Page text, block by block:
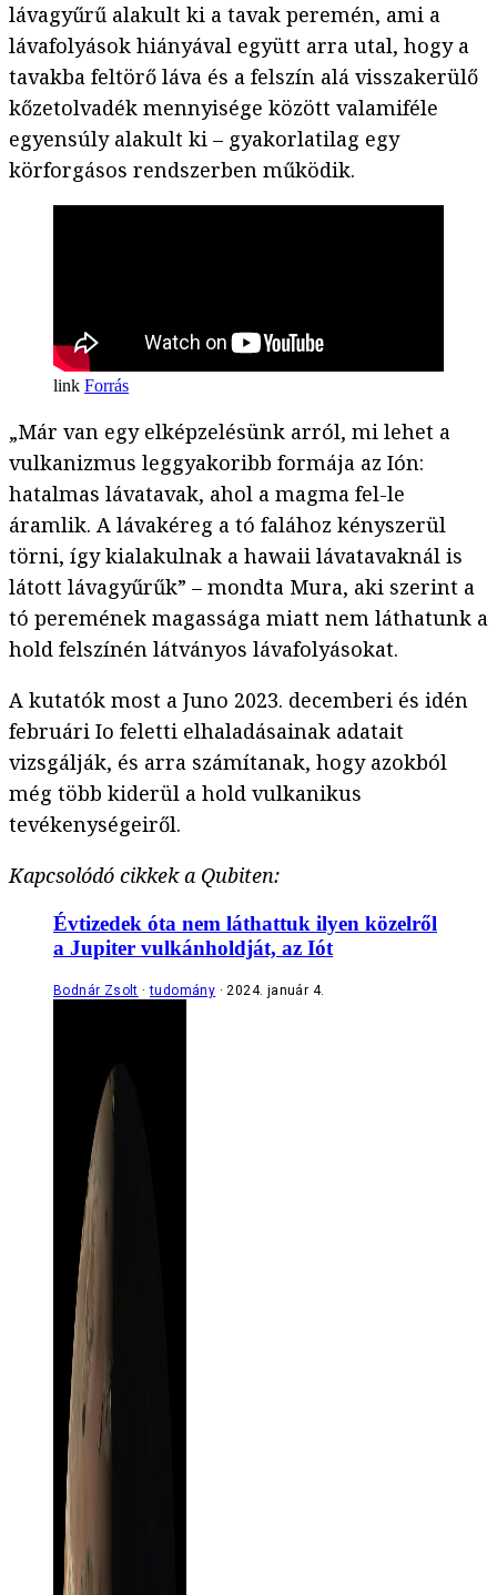
lávagyűrű alakult ki a tavak peremén, ami a
lávafolyások hiányával együtt arra utal, hogy a
tavakba feltörő láva és a felszín alá visszakerülő
kőzetolvadék mennyisége között valamiféle
egyensúly alakult ki – gyakorlatilag egy
körforgásos rendszerben működik.
Forrás
„Már van egy elképzelésünk arról, mi lehet a
vulkanizmus leggyakoribb formája az Ión:
hatalmas lávatavak, ahol a magma fel-le
áramlik. A lávakéreg a tó falához kényszerül
törni, így kialakulnak a hawaii lávatavaknál is
látott lávagyűrűk” – mondta Mura, aki szerint a
tó peremének magassága miatt nem láthatunk a
hold felszínén látványos lávafolyásokat.
A kutatók most a Juno 2023. decemberi és idén
februári Io feletti elhaladásainak adatait
vizsgálják, és arra számítanak, hogy azokból
még több kiderül a hold vulkanikus
tevékenységeiről.
Kapcsolódó cikkek a Qubiten:
Évtizedek óta nem láthattuk ilyen közelről
a Jupiter vulkánholdját, az Iót
Bodnár Zsolt tudomány 2024. január 4.